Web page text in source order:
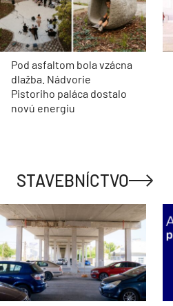
Pod asfaltom bola vzácna
dlažba. Nádvorie
Pistoriho paláca dostalo
novú energiu
STAVEBNÍCTVO